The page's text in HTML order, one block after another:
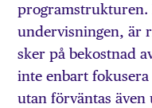
programstrukturen.
undervisningen, är
sker på bekostnad
inte enbart
utan förväntas även